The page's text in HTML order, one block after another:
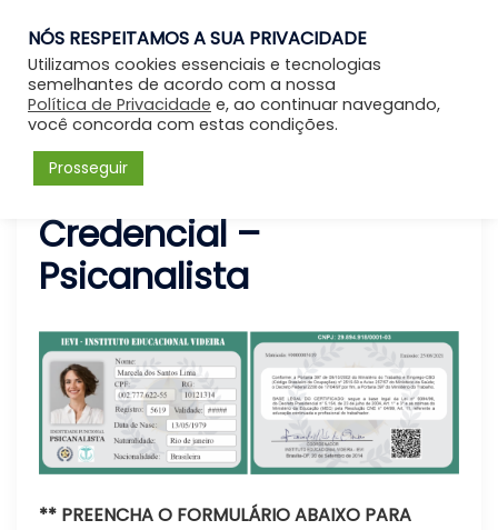
Entrar
Credencial –
Psicanalista
** PREENCHA O FORMULÁRIO ABAIXO PARA
NÓS RESPEITAMOS A SUA PRIVACIDADE
Utilizamos cookies essenciais e tecnologias
semelhantes de acordo com a nossa
Política de Privacidade e, ao continuar navegando,
você concorda com estas condições.
Prosseguir